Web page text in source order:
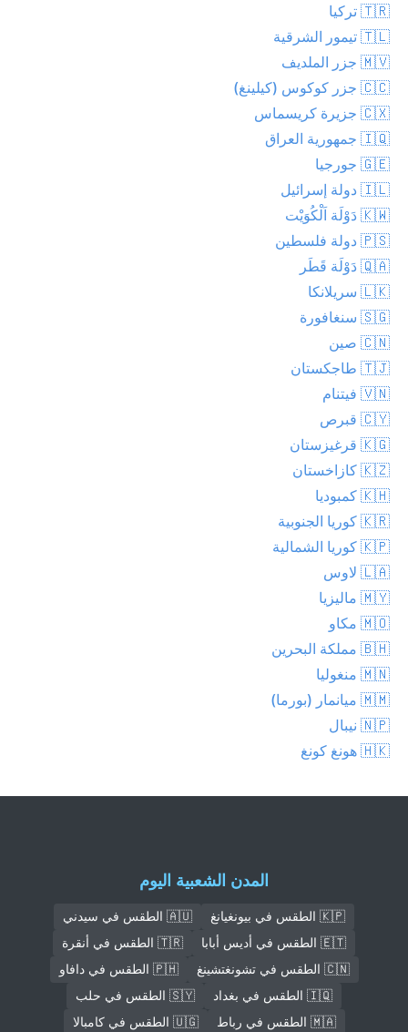
🇹🇷 تركيا
🇹🇱 تيمور الشرقية
🇲🇻 جزر الملديف
🇨🇨 جزر كوكوس (كيلينغ)
🇨🇽 جزيرة كريسماس
🇮🇶 جمهورية العراق
🇬🇪 جورجيا
🇮🇱 دولة إسرائيل
🇰🇼 دَوْلَة اَلْكُوَيْت
🇵🇸 دولة فلسطين
🇶🇦 دَوْلَة قَطَر
🇱🇰 سريلانكا
🇸🇬 سنغافورة
🇨🇳 صين
🇹🇯 طاجكستان
🇻🇳 فيتنام
🇨🇾 قبرص
🇰🇬 قرغيزستان
🇰🇿 كازاخستان
🇰🇭 كمبوديا
🇰🇷 كوريا الجنوبية
🇰🇵 كوريا الشمالية
🇱🇦 لاوس
🇲🇾 ماليزيا
🇲🇴 مكاو
🇧🇭 مملكة البحرين
🇲🇳 منغوليا
🇲🇲 ميانمار (بورما)
🇳🇵 نيبال
🇭🇰 هونغ كونغ
المدن الشعبية اليوم
🇰🇵 الطقس في بيونغيانغ
🇦🇺 الطقس في سيدني
🇪🇹 الطقس في أديس أبابا
🇹🇷 الطقس في أنقرة
🇨🇳 الطقس في تشونغتشينغ
🇵🇭 الطقس في دافاو
🇮🇶 الطقس في بغداد
🇸🇾 الطقس في حلب
🇲🇦 الطقس في رباط
🇺🇬 الطقس في كامبالا